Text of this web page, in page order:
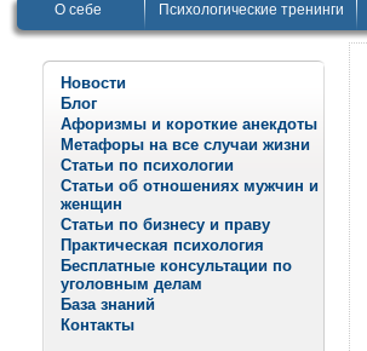
О себе Психологические тренинги
Новости
Блог
Афоризмы и короткие анекдоты
Метафоры на все случаи жизни
Статьи по психологии
Статьи об отношениях мужчин и
женщин
Статьи по бизнесу и праву
Практическая психология
Бесплатные консультации по
уголовным делам
База знаний
Контакты